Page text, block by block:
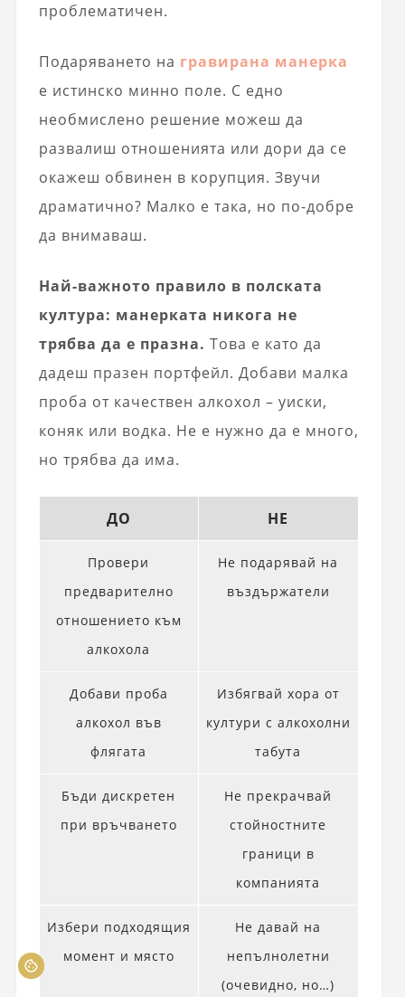
проблематичен.
Подаряването на гравирана манерка
е истинско минно поле. С едно
необмислено решение можеш да
развалиш отношенията или дори да се
окажеш обвинен в корупция. Звучи
драматично? Малко е така, но по-добре
да внимаваш.
Най-важното правило в полската
култура: манерката никога не
трябва да е празна. Това е като да
дадеш празен портфейл. Добави малка
проба от качествен алкохол – уиски,
коняк или водка. Не е нужно да е много,
но трябва да има.
ДО НЕ
Провери
предварително
отношението към
алкохола
Не подарявай на
въздържатели
Добави проба
алкохол във
флягата
Избягвай хора от
култури с алкохолни
табута
Бъди дискретен
при връчването
Не прекрачвай
стойностните
граници в
компанията
Избери подходящия
момент и място
Не давай на
непълнолетни
(очевидно, но…)